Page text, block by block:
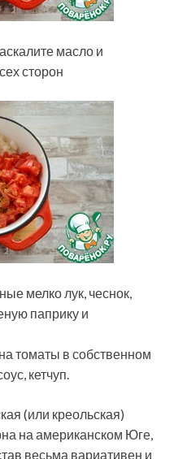
масло и
сторон
мелко лук, чеснок,
паприку и
томаты в собственном
кетчуп.
(или креольская)
на американском Юге,
весьма вариативен и